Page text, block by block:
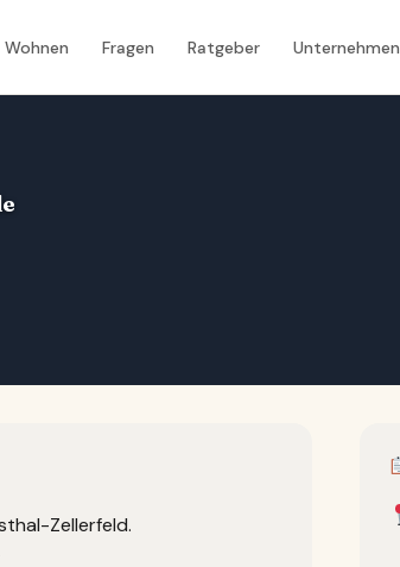
Wohnen Fragen Ratgeber Unternehmen
Zellerfeld.